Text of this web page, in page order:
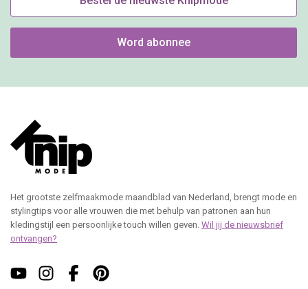
Word abonnee
Het grootste zelfmaakmode maandblad van Nederland, brengt mode en
stylingtips voor alle vrouwen die met behulp van patronen aan hun
kledingstijl een persoonlijke touch willen geven. Wil jij de nieuwsbrief
ontvangen?